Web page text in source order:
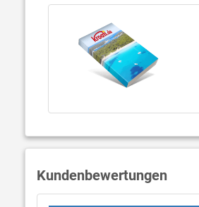
Kundenbewertungen